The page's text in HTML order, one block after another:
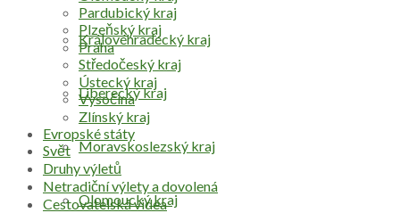
Královéhradecký kraj
Liberecký kraj
Moravskoslezský kraj
Olomoucký kraj
Pardubický kraj
Plzeňský kraj
Praha
Středočeský kraj
Ústecký kraj
Vysočina
Zlínský kraj
Evropské státy
Svět
Druhy výletů
Netradiční výlety a dovolená
Cestovatelská videa